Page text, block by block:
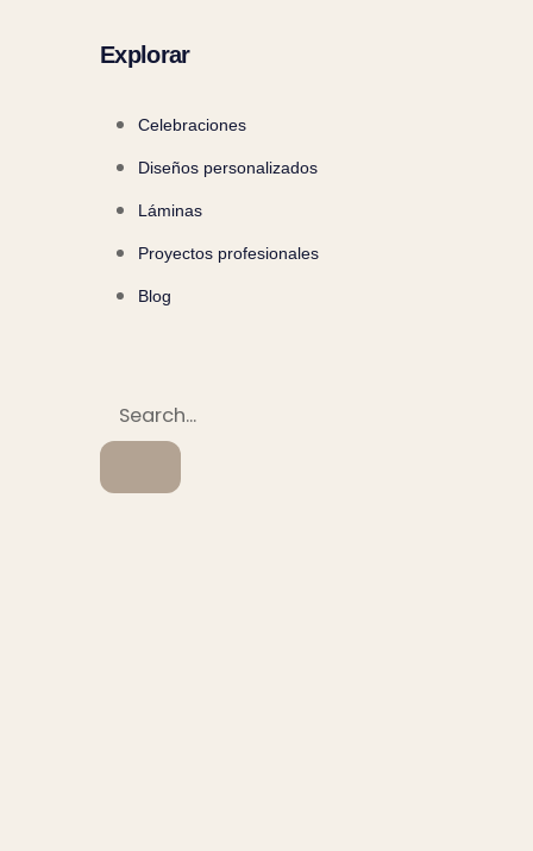
Explorar
Celebraciones
Diseños personalizados
Láminas
Proyectos profesionales
Blog